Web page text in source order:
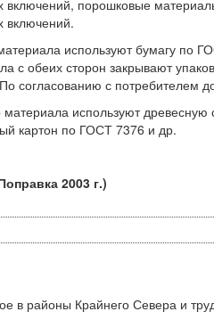
порошковые
материала используют бумагу
с обеих сторон закрывают
согласованию с потребителем
используют
картон по ГОСТ 7376 и др.
2003 г.)
в районы Крайнего Севера и